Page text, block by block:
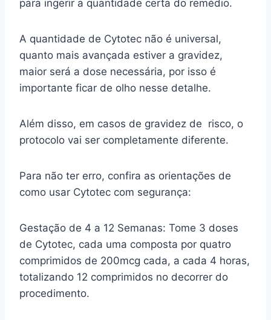
para ingerir a quantidade certa do remédio.
A quantidade de Cytotec não é universal,
quanto mais avançada estiver a gravidez,
maior será a dose necessária, por isso é
importante ficar de olho nesse detalhe.
Além disso, em casos de gravidez de risco, o
protocolo vai ser completamente diferente.
Para não ter erro, confira as orientações de
como usar Cytotec com segurança:
Gestação de 4 a 12 Semanas: Tome 3 doses
de Cytotec, cada uma composta por quatro
comprimidos de 200mcg cada, a cada 4 horas,
totalizando 12 comprimidos no decorrer do
procedimento.